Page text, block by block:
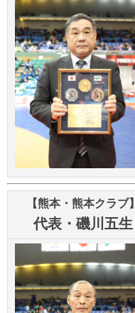
【熊本・熊本クラブ】
代表・磯川五生